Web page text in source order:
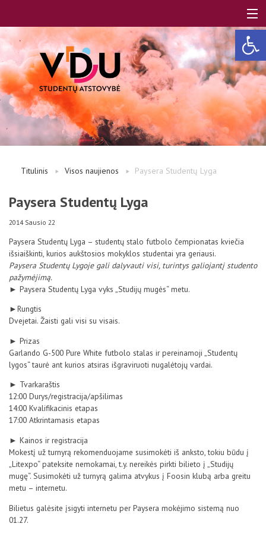
LT
D.U.K
Kontaktai
Privatumo politika
Titulinis Visos naujienos Paysera Studentų Lyga
Paysera Studentų Lyga
2014 Sausio 22
Paysera Studentų Lyga – studentų stalo futbolo čempionatas kviečia
išsiaiškinti, kurios aukštosios mokyklos studentai yra geriausi.
Paysera Studentų Lygoje gali dalyvauti visi, turintys galiojantį studento
pažymėjimą.
► Paysera Studentų Lyga vyks „Studijų mugės“ metu.
►Rungtis
Dvejetai. Žaisti gali visi su visais.
► Prizas
Garlando G-500 Pure White futbolo stalas ir pereinamoji „Studentų
lygos“ taurė ant kurios atsiras išgraviruoti nugalėtojų vardai.
► Tvarkaraštis
12:00 Durys/registracija/apšilimas
14:00 Kvalifikacinis etapas
17:00 Atkrintamasis etapas
► Kainos ir registracija
Mokestį už turnyrą rekomenduojame susimokėti iš anksto, tokiu būdu į
„Litexpo“ pateksite nemokamai, t.y. nereikės pirkti bilieto į „Studijų
mugę“. Susimokėti už turnyrą galima atvykus į Foosin klubą arba greitu
metu – internetu.
Bilietus galėsite įsigyti internetu per Paysera mokėjimo sistemą nuo
01.27.